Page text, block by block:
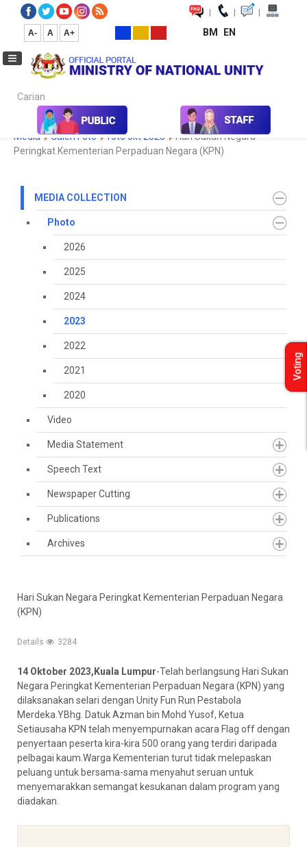
| | |
A- A A+ BM EN
Carian...
Media Media Collection Photo 2023
Koleksi
Media
Galeri Foto foto okt 2023
Hari Sukan Negara
Peringkat Kementerian Perpaduan Negara (KPN)
MEDIA COLLECTION
Photo
2026
2025
2024
2023
2022
2021
2020
Video
Media Statement
Speech Text
Newspaper Cutting
Publications
Archives
Hari Sukan Negara Peringkat Kementerian Perpaduan Negara
(KPN)
Details 3284
14 Oktober 2023,Kuala Lumpur-Telah berlangsung Hari Sukan
Negara Peringkat Kementerian Perpaduan Negara (KPN) yang
dilaksanakan selari dengan Unity Fun Run Pestabola
Merdeka.YBhg. Datuk Azman bin Mohd Yusof, Ketua
Setiausaha KPN telah menyempurnakan acara Flag off dengan
penyertaan peserta kira-kira 500 orang yang terdiri daripada
pelbagai kaum.Warga Kementerian turut tidak melepaskan
peluang untuk bersama-sama menyahut seruan untuk
menyemarakkan semangat kesukanan dalam program yang
diadakan.
Voting